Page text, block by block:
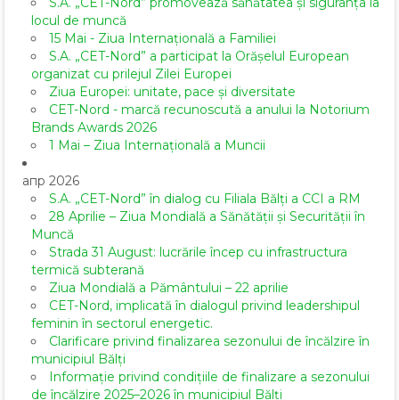
locul de muncă
15 Mai - Ziua Internațională a Familiei
S.A. „CET-Nord” a participat la Orășelul European
organizat cu prilejul Zilei Europei
Ziua Europei: unitate, pace și diversitate
CET-Nord - marcă recunoscută a anului la Notorium
Brands Awards 2026
1 Mai – Ziua Internațională a Muncii
апр 2026
S.A. „CET-Nord” în dialog cu Filiala Bălți a CCI a RM
28 Aprilie – Ziua Mondială a Sănătății și Securității în
Muncă
Strada 31 August: lucrările încep cu infrastructura
termică subterană
Ziua Mondială a Pământului – 22 aprilie
CET-Nord, implicată în dialogul privind leadershipul
feminin în sectorul energetic.
Clarificare privind finalizarea sezonului de încălzire în
municipiul Bălți
Informație privind condițiile de finalizare a sezonului
de încălzire 2025–2026 în municipiul Bălți